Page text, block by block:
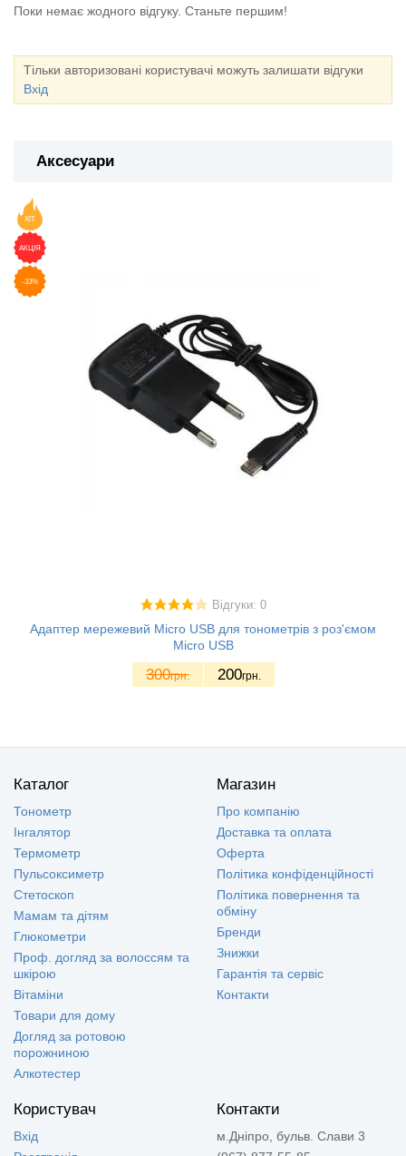
Поки немає жодного відгуку. Станьте першим!
Тільки авторизовані користувачі можуть залишати відгуки
Вхід
Аксесуари
ХІТ
АКЦІЯ
-33%
Відгуки: 0
Адаптер мережевий Micro USB для тонометрів з роз'ємом
Micro USB
300грн. 200грн.
Каталог
Тонометр
Інгалятор
Термометр
Пульсоксиметр
Стетоскоп
Мамам та дітям
Глюкометри
Проф. догляд за волоссям та
шкірою
Вітаміни
Товари для дому
Догляд за ротовою
порожниною
Алкотестер
Магазин
Про компанію
Доставка та оплата
Оферта
Політика конфіденційності
Політика повернення та
обміну
Бренди
Знижки
Гарантія та сервіс
Контакти
Користувач
Вхід
Контакти
м.Дніпро, бульв. Слави 3